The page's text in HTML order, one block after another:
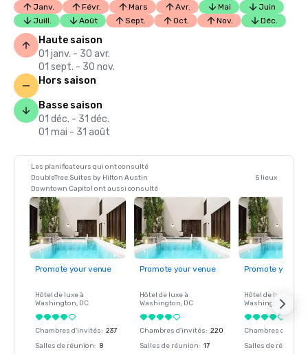
Janv. Févr. Mars Avr. Mai
Juin
Juill.
Août Sept. Oct. Nov. Déc.
Haute saison
01 janv. - 30 avr.
01 sept. - 30 nov.
Hors saison
Basse saison
01 déc. - 31 déc.
01 mai - 31 août
Les planificateurs qui ont consulté
DoubleTree Suites by Hilton Austin
Downtown Capitol ont aussi consulté
5 lieux
Promote your venue
Hôtel de luxe à
Washington, DC
Chambres d'invités: 237
Salles de réunion: 8
Promote your venue
Hôtel de luxe à
Washington, DC
Chambres d'invités: 220
Salles de réunion: 17
Promote your
Hôtel de luxe à
Washington
Chambres
Salles de réunion